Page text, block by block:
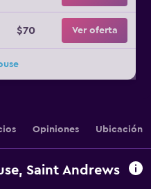
$70 Ver oferta
Opiniones Ubicación
Saint Andrews